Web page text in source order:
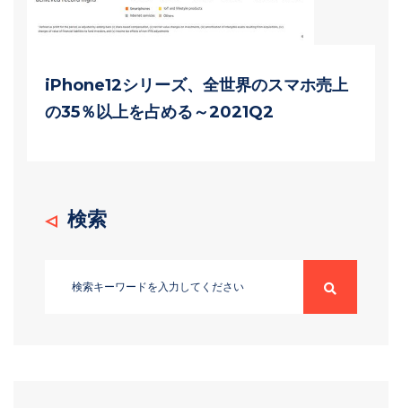
iPhone12シリーズ、全世界のスマホ売上
の35％以上を占める～2021Q2
検索